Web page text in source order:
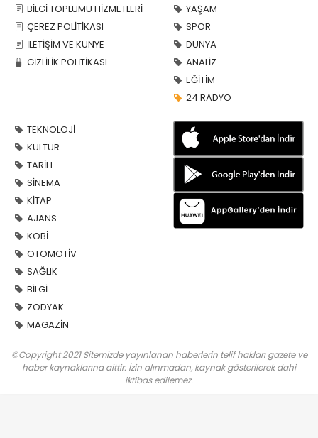
BİLGİ TOPLUMU HİZMETLERİ
ÇEREZ POLİTİKASI
İLETİŞİM VE KÜNYE
GİZLİLİK POLİTİKASI
YAŞAM
SPOR
DÜNYA
ANALİZ
EĞİTİM
24 RADYO
TEKNOLOJİ
KÜLTÜR
TARİH
SİNEMA
KİTAP
AJANS
KOBİ
OTOMOTİV
SAĞLIK
BİLGİ
ZODYAK
MAGAZİN
©Copyright 2021 Sitemizde yayınlanan haberlerin telif hakları gazete ve
haber kaynaklarına aittir. İzin alınmadan, kaynak gösterilerek dahi
iktibas edilemez.